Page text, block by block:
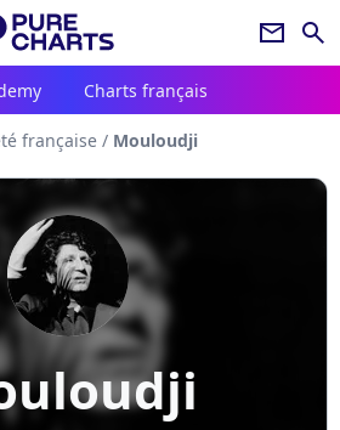
newsletter search
Charts français
française / Mouloudji